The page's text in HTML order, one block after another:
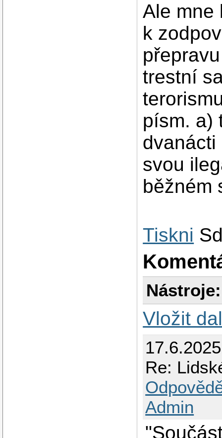
Ale mne
k
trestní
písm. a)
dvanácti
svou
běžném
Tiskni
Nástroje:
Vložit
Re:
Admin